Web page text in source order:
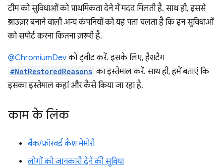
टीम को सुविधाओं को प्राथमिकता देने में मदद मिलती है. साथ ही, इससे
ब्राउज़र बनाने वाली अन्य कंपनियों को यह पता चलता है कि इन सुविधाओं
को सपोर्ट करना कितना ज़रूरी है.
@ChromiumDevको ट्वीट करें. इसके लिए, हैशटैग
#NotRestoredReasons का इस्तेमाल करें. साथ ही, हमें बताएं कि
इसका इस्तेमाल कहां और कैसे किया जा रहा है.
काम के लिंक
बैक/फ़ॉरवर्ड कैश मेमोरी
लोगों को जानकारी देने की सुविधा